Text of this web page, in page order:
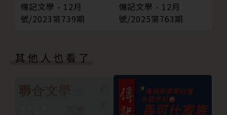
傳記文學 - 12月
號/2023第739期
傳記文學 - 12月
號/2025第763期
其他人也看了